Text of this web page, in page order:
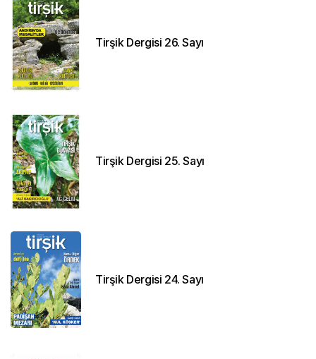
Tirşik Dergisi 26. Sayı
Tirşik Dergisi 25. Sayı
Tirşik Dergisi 24. Sayı